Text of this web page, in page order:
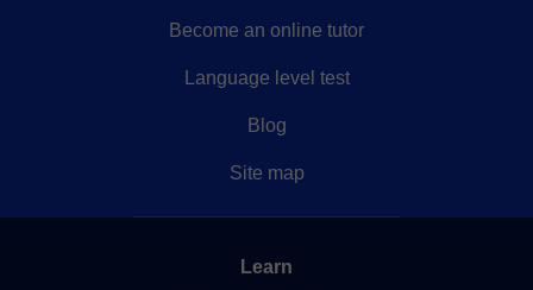
Become an online tutor
Language level test
Blog
Site map
Learn